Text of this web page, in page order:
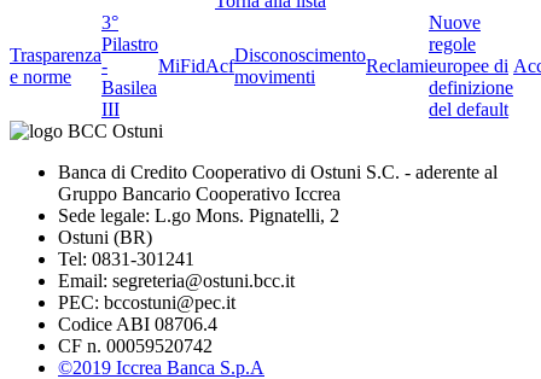
Trasparenza
e norme
3°
Pilastro
-
Basilea
III
MiFidAcf
Disconoscimento
movimenti
Reclami
Nuove
regole
europee di
definizione
del default
Banca di Credito Cooperativo di Ostuni S.C. - aderente al
Gruppo Bancario Cooperativo Iccrea
Sede legale: L.go Mons. Pignatelli, 2
Ostuni (BR)
Tel: 0831-301241
Email: segreteria@ostuni.bcc.it
PEC: bccostuni@pec.it
Codice ABI 08706.4
CF n. 00059520742
©2019 Iccrea Banca S.p.A